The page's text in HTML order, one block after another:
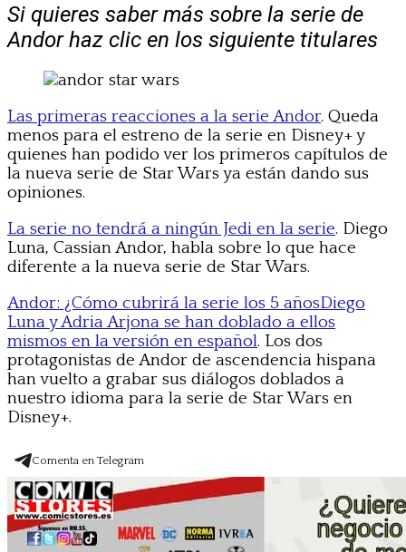
Si quieres saber más sobre la serie de
Andor haz clic en los siguiente titulares
Las primeras reacciones a la serie Andor. Queda
menos para el estreno de la serie en Disney+ y
quienes han podido ver los primeros capítulos de
la nueva serie de Star Wars ya están dando sus
opiniones.
La serie no tendrá a ningún Jedi en la serie. Diego
Luna, Cassian Andor, habla sobre lo que hace
diferente a la nueva serie de Star Wars.
Andor: ¿Cómo cubrirá la serie los 5 añosDiego
Luna y Adria Arjona se han doblado a ellos
mismos en la versión en español. Los dos
protagonistas de Andor de ascendencia hispana
han vuelto a grabar sus diálogos doblados a
nuestro idioma para la serie de Star Wars en
Disney+.
Comenta en Telegram